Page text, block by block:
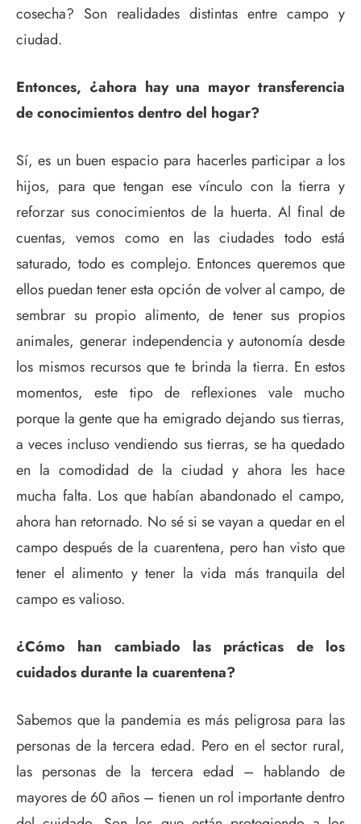
cosecha? Son realidades distintas entre campo y
ciudad.
Entonces, ¿ahora hay una mayor transferencia
de conocimientos dentro del hogar?
Sí, es un buen espacio para hacerles participar a los
hijos, para que tengan ese vínculo con la tierra y
reforzar sus conocimientos de la huerta. Al final de
cuentas, vemos como en las ciudades todo está
saturado, todo es complejo. Entonces queremos que
ellos puedan tener esta opción de volver al campo, de
sembrar su propio alimento, de tener sus propios
animales, generar independencia y autonomía desde
los mismos recursos que te brinda la tierra. En estos
momentos, este tipo de reflexiones vale mucho
porque la gente que ha emigrado dejando sus tierras,
a veces incluso vendiendo sus tierras, se ha quedado
en la comodidad de la ciudad y ahora les hace
mucha falta. Los que habían abandonado el campo,
ahora han retornado. No sé si se vayan a quedar en el
campo después de la cuarentena, pero han visto que
tener el alimento y tener la vida más tranquila del
campo es valioso.
¿Cómo han cambiado las prácticas de los
cuidados durante la cuarentena?
Sabemos que la pandemia es más peligrosa para las
personas de la tercera edad. Pero en el sector rural,
las personas de la tercera edad – hablando de
mayores de 60 años – tienen un rol importante dentro